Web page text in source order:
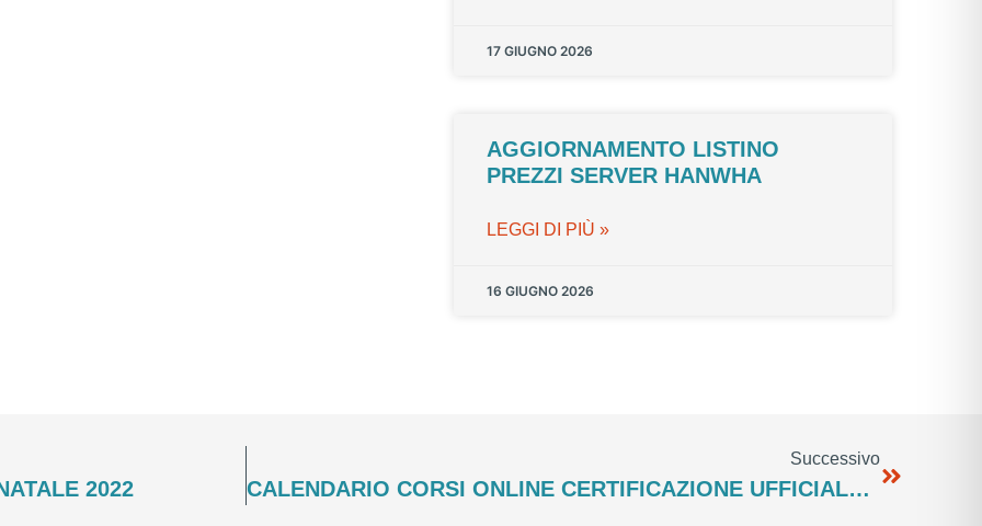
17 GIUGNO 2026
AGGIORNAMENTO LISTINO
PREZZI SERVER HANWHA
LEGGI DI PIÙ »
16 GIUGNO 2026
2022
Successivo
CALENDARIO CORSI ONLINE CERTIFICAZIONE UFFICIALE GENETEC 2023